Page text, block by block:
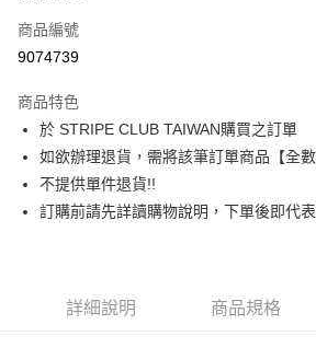
合作金庫商業銀行
上海商業儲蓄銀行
臺灣中小企業銀行
匯豐（台灣）商業銀行
華泰商業
聯邦商業銀行
遠東國
元大商業銀行
玉山商業銀行
星展（
超商取貨付款
LINE Pay
Apple Pay
街口支付
悠遊付
相關說明
【大哥付你分期使用說明】
商品編號
9074739
商品特色
於 STRIPE CLUB TAIWAN購買之訂單
如欲辦理退貨，需將該筆訂單商品【全數
不提供單件退貨!!
訂購前請先詳讀購物說明，下單後即代
詳細說明 商品規格